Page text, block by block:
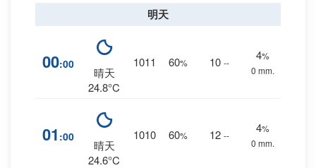
明天
00:00
晴天
24.8°C
1011 60% 10 --
4%
0 mm.
01 :00
晴天
24.6°C
1010 60% 12 --
4%
0 mm.